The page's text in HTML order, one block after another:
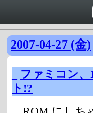
2007-04-27 (金)
ファミコン、
ト!?